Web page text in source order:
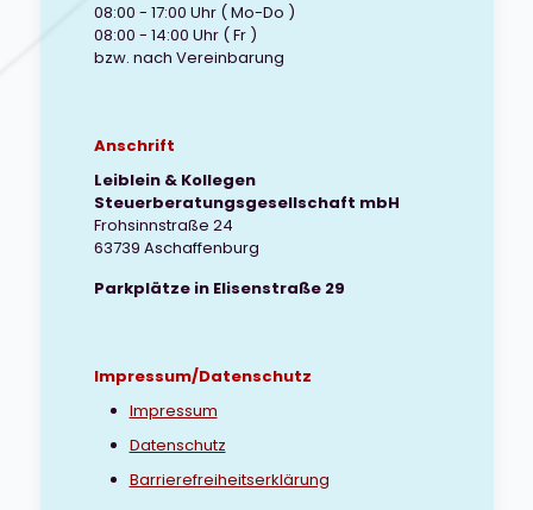
08:00 - 17:00 Uhr ( Mo-Do )
08:00 - 14:00 Uhr ( Fr )
bzw. nach Vereinbarung
Anschrift
Leiblein & Kollegen
Steuerberatungsgesellschaft mbH
Frohsinnstraße 24
63739 Aschaffenburg
Parkplätze in Elisenstraße 29
Impressum/Datenschutz
Impressum
Datenschutz
Barrierefreiheitserklärung